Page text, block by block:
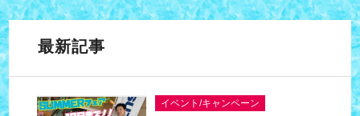
最新記事
イベント/キャンペーン